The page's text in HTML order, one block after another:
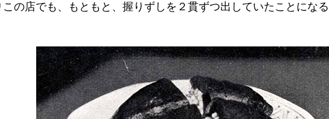
お酢を知ろう！ すしラボ ぽん酢サワー
の店でも、もともと、握りずしを２貫ずつ出していたことにな